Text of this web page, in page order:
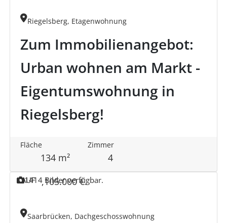
Riegelsberg, Etagenwohnung
Zum Immobilienangebot:
Urban wohnen am Markt -
Eigentumswohnung in
Riegelsberg!
Fläche
134 m²
Zimmer
4
Saarbrücken, Dachgeschosswohnung
KAUF ,105.000 €.
1414 Bilder verfügbar.